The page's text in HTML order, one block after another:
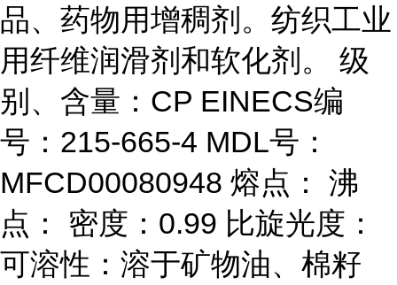
品、药物用增稠剂。纺织工业
用纤维润滑剂和软化剂。 级
别、含量：CP EINECS编
号：215-665-4 MDL号：
MFCD00080948 熔点： 沸
点： 密度：0.99 比旋光度：
可溶性：溶于矿物油、棉籽